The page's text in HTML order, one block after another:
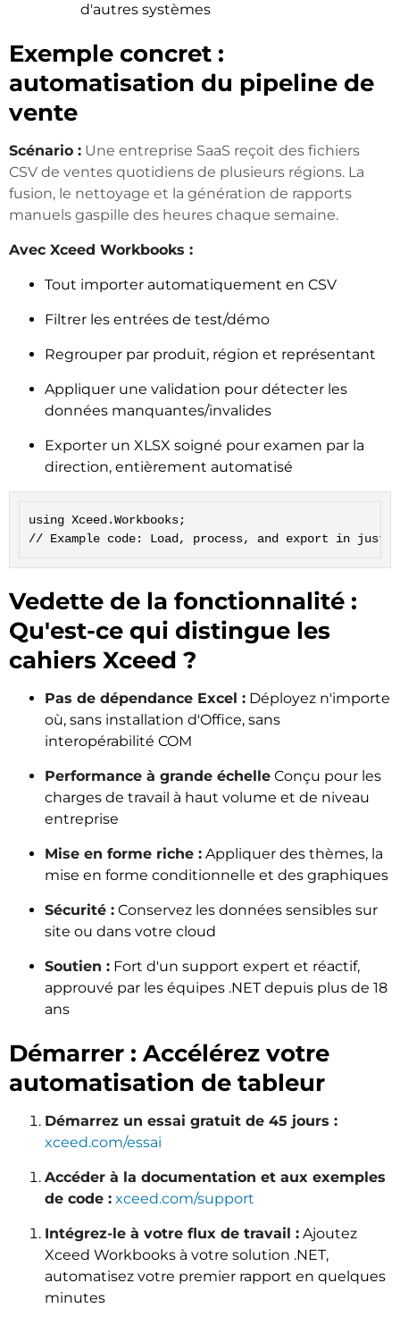
d'autres systèmes
Exemple concret :
automatisation du pipeline de
vente
Scénario : Une entreprise SaaS reçoit des fichiers
CSV de ventes quotidiens de plusieurs régions. La
fusion, le nettoyage et la génération de rapports
manuels gaspille des heures chaque semaine.
Avec Xceed Workbooks :
Tout importer automatiquement en CSV
Filtrer les entrées de test/démo
Regrouper par produit, région et représentant
Appliquer une validation pour détecter les
données manquantes/invalides
Exporter un XLSX soigné pour examen par la
direction, entièrement automatisé
using Xceed.Workbooks;
// Example code: Load, process, and export in just
Vedette de la fonctionnalité :
Qu'est-ce qui distingue les
cahiers Xceed ?
Pas de dépendance Excel : Déployez n'importe
où, sans installation d'Office, sans
interopérabilité COM
Performance à grande échelle Conçu pour les
charges de travail à haut volume et de niveau
entreprise
Mise en forme riche : Appliquer des thèmes, la
mise en forme conditionnelle et des graphiques
Sécurité : Conservez les données sensibles sur
site ou dans votre cloud
Soutien : Fort d'un support expert et réactif,
approuvé par les équipes .NET depuis plus de 18
ans
Démarrer : Accélérez votre
automatisation de tableur
Démarrez un essai gratuit de 45 jours :
xceed.com/essai
Accéder à la documentation et aux exemples
de code : xceed.com/support
Intégrez-le à votre flux de travail : Ajoutez
Xceed Workbooks à votre solution .NET,
automatisez votre premier rapport en quelques
minutes